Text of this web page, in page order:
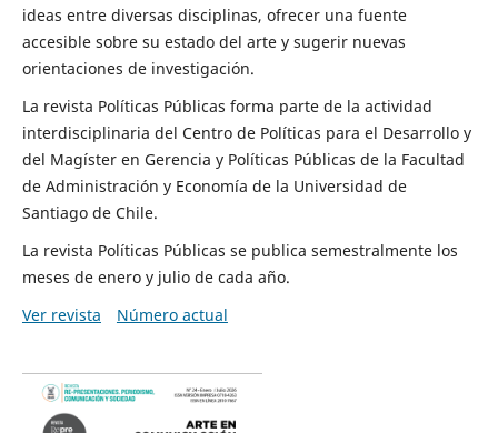
ideas entre diversas disciplinas, ofrecer una fuente
accesible sobre su estado del arte y sugerir nuevas
orientaciones de investigación.
La revista Políticas Públicas forma parte de la actividad
interdisciplinaria del Centro de Políticas para el Desarrollo y
del Magíster en Gerencia y Políticas Públicas de la Facultad
de Administración y Economía de la Universidad de
Santiago de Chile.
La revista Políticas Públicas se publica semestralmente los
meses de enero y julio de cada año.
Ver revista
Número actual